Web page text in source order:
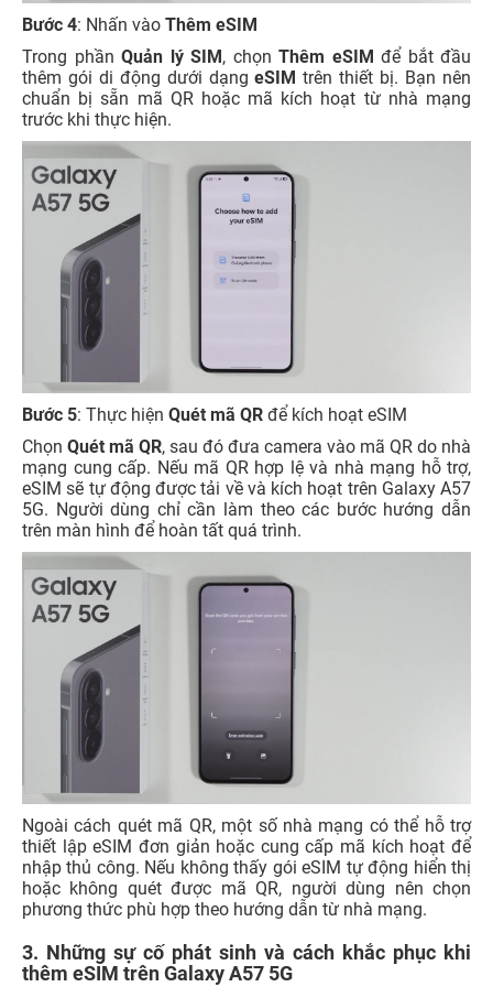
Bước 4: Nhấn vào Thêm eSIM
Trong phần Quản lý SIM , chọn Thêm eSIM để bắt đầu
thêm gói di động dưới dạngeSIM trên thiết bị. Bạn nên
chuẩn bị sẵn mã QR hoặc mã kích hoạt từ nhà mạng
trước khi thực hiện.
Bước 5: Thực hiện Quét mã QR để kích hoạt eSIM
Chọn Quét mã QR, sau đó đưa camera vào mã QR do nhà
mạng cung cấp. Nếu mã QR hợp lệ và nhà mạng hỗ trợ,
eSIM sẽ tự động được tải về và kích hoạt trên Galaxy A57
5G. Người dùng chỉ cần làm theo các bước hướng dẫn
trên màn hình để hoàn tất quá trình.
Ngoài cách quét mã QR, một số nhà mạng có thể hỗ trợ
thiết lập eSIM đơn giản hoặc cung cấp mã kích hoạt để
nhập thủ công. Nếu không thấy gói eSIM tự động hiển thị
hoặc không quét được mã QR, người dùng nên chọn
phương thức phù hợp theo hướng dẫn từ nhà mạng.
3. Những sự cố phát sinh và cách khắc phục khi
thêm eSIM trên Galaxy A57 5G